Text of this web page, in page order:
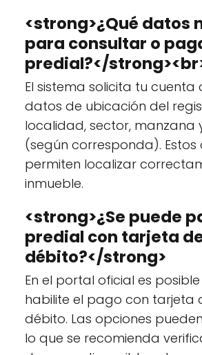
<strong>¿Qué datos
para consultar o
predial?</
El sistema solicita tu
datos de ubicación del
localidad, sector, manzana
(según corresponda). Estos
permiten localizar
inmueble.
<strong>¿Se puede
predial con tarjeta
débito?</strong>
En el portal oficial es
habilite el pago con tarjeta
débito. Las opciones
lo que se recomienda